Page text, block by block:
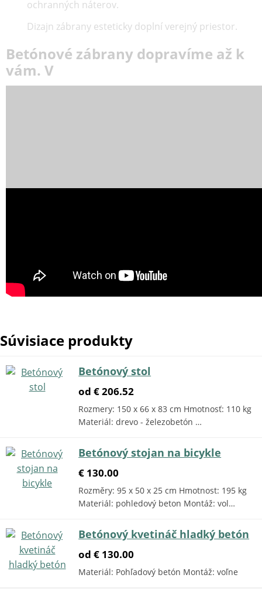
ochranných náterov.
Dizajn zábrany esteticky doplní verejný priestor.
Betónové zábrany dopravíme až k
vám. V
Súvisiace produkty
Betónový stol
od € 206.52
Rozmery: 150 x 66 x 83 cm Hmotnosť: 110 kg
Materiál: drevo - železobetón …
Betónový stojan na bicykle
€ 130.00
Rozměry: 95 x 50 x 25 cm Hmotnost: 195 kg
Materiál: pohledový beton Montáž: vol…
Betónový kvetináč hladký betón
od € 130.00
Materiál: Pohľadový betón Montáž: voľne